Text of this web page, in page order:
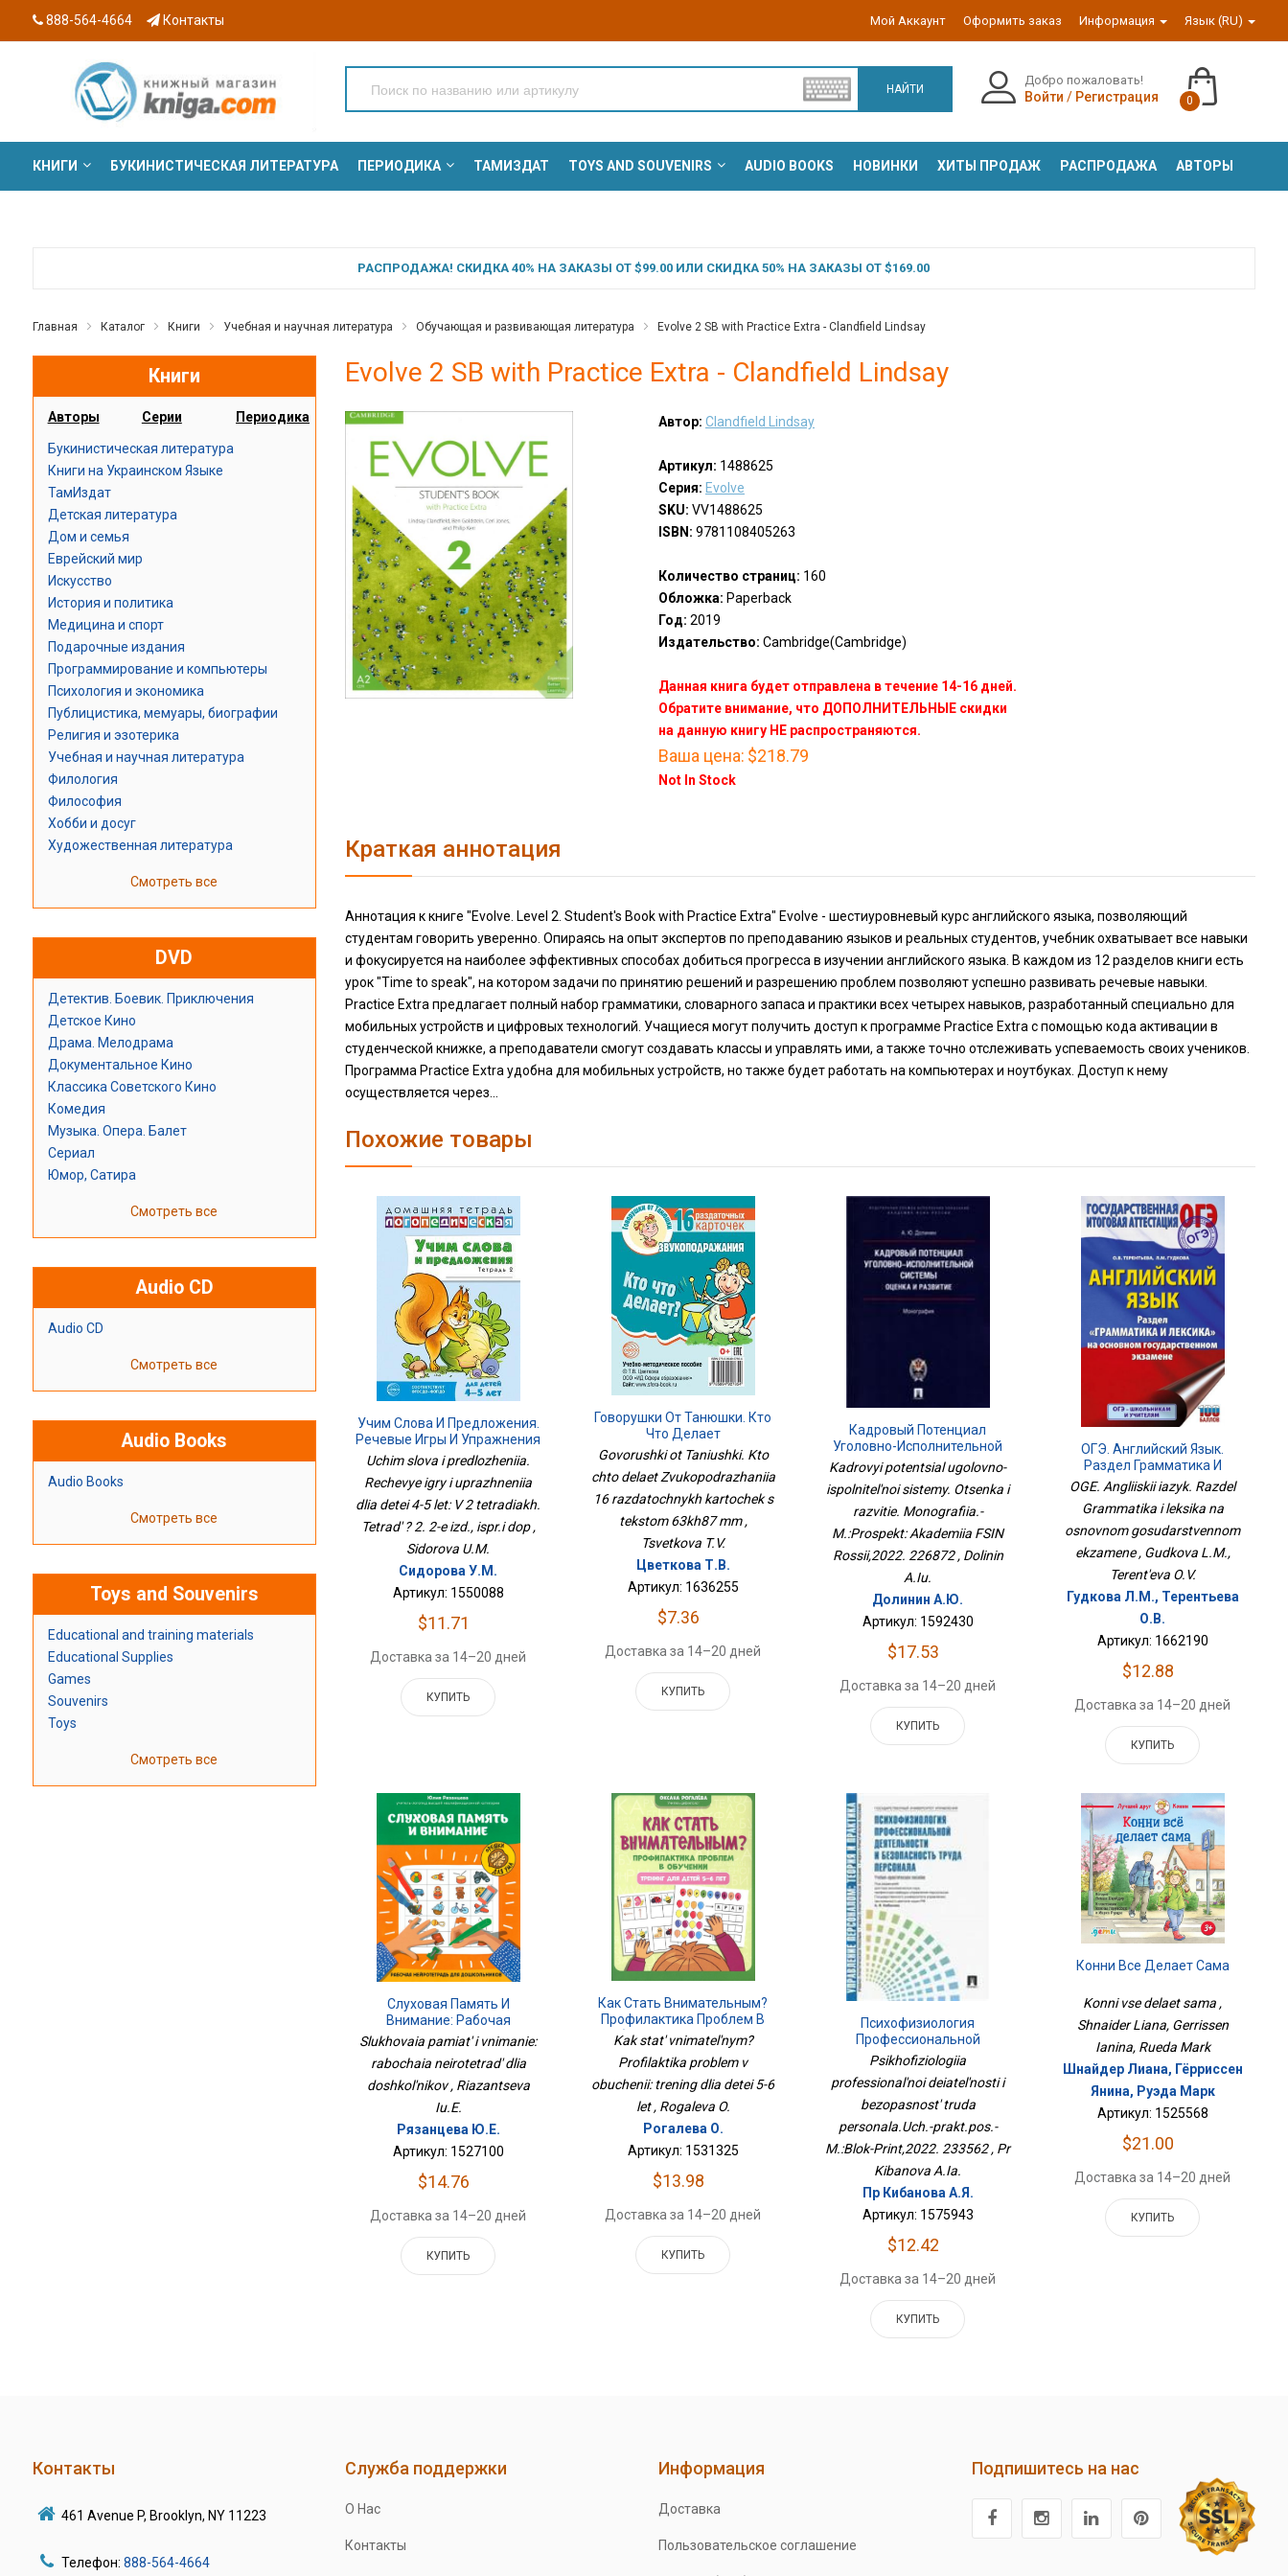
888-564-4664 Контакты Мой Аккаунт Оформить заказ Информация Язык (RU)
НАЙТИ
Добро пожаловать!
Войти / Регистрация 0
КНИГИ БУКИНИСТИЧЕСКАЯ ЛИТЕРАТУРА ПЕРИОДИКА ТАМИЗДАТ TOYS AND SOUVENIRS AUDIO BOOKS НОВИНКИ ХИТЫ ПРОДАЖ РАСПРОДАЖА АВТОРЫ
РАСПРОДАЖА! СКИДКА 40% НА ЗАКАЗЫ ОТ $99.00 ИЛИ СКИДКА 50% НА ЗАКАЗЫ ОТ $169.00
Главная Каталог Книги Учебная и научная литература Обучающая и развивающая литература Evolve 2 SB with Practice Extra - Clandfield Lindsay
Книги
Авторы Серии Периодика
Букинистическая литература
Книги на Украинском Языке
ТамИздат
Детская литература
Дом и семья
Еврейский мир
Искусство
История и политика
Медицина и спорт
Подарочные издания
Программирование и компьютеры
Психология и экономика
Публицистика, мемуары, биографии
Религия и эзотерика
Учебная и научная литература
Филология
Философия
Хобби и досуг
Художественная литература
Смотреть все
DVD
Детектив. Боевик. Приключения
Детское Кино
Драма. Мелодрама
Документальное Кино
Классика Советского Кино
Комедия
Музыка. Опера. Балет
Сериал
Юмор, Сатира
Смотреть все
Audio CD
Audio CD
Смотреть все
Audio Books
Audio Books
Смотреть все
Toys and Souvenirs
Educational and training materials
Educational Supplies
Games
Souvenirs
Toys
Смотреть все
Evolve 2 SB with Practice Extra - Clandfield Lindsay
Автор: Clandfield Lindsay
Артикул: 1488625
Серия: Evolve
SKU: VV1488625
ISBN: 9781108405263
Количество страниц: 160
Обложка: Paperback
Год: 2019
Издательство: Cambridge(Cambridge)
Данная книга будет отправлена в течение 14-16 дней.
Обратите внимание, что ДОПОЛНИТЕЛЬНЫЕ скидки
на данную книгу НЕ распространяются.
Ваша цена: $218.79
Not In Stock
Краткая аннотация
Аннотация к книге "Evolve. Level 2. Student's Book with Practice Extra" Evolve - шестиуровневый курс английского языка, позволяющий
студентам говорить уверенно. Опираясь на опыт экспертов по преподаванию языков и реальных студентов, учебник охватывает все навыки
и фокусируется на наиболее эффективных способах добиться прогресса в изучении английского языка. В каждом из 12 разделов книги есть
урок "Time to speak", на котором задачи по принятию решений и разрешению проблем позволяют успешно развивать речевые навыки.
Practice Extra предлагает полный набор грамматики, словарного запаса и практики всех четырех навыков, разработанный специально для
мобильных устройств и цифровых технологий. Учащиеся могут получить доступ к программе Practice Extra с помощью кода активации в
студенческой книжке, а преподаватели смогут создавать классы и управлять ими, а также точно отслеживать успеваемость своих учеников.
Программа Practice Extra удобна для мобильных устройств, но также будет работать на компьютерах и ноутбуках. Доступ к нему
осуществляется через...
Похожие товары
Учим Слова И Предложения.
Речевые Игры И Упражнения
Для Детей 4-5 Лет: В 2
Тетрадях. Тетрадь № 2. 2-Е
Изд., Испр.и Доп
Uchim slova i predlozheniia.
Rechevye igry i uprazhneniia
dlia detei 4-5 let: V 2 tetradiakh.
Tetrad' ? 2. 2-e izd., ispr.i dop ,
Sidorova U.M.
Сидорова У.М.
Артикул: 1550088
$11.71
Доставка за 14–20 дней
КУПИТЬ
Говорушки От Танюшки. Кто
Что Делает
Звукоподражания 16
Текстом 63х87 Мм
Govorushki ot Taniushki. Kto
chto delaet Zvukopodrazhaniia
16 razdatochnykh kartochek s
tekstom 63kh87 mm ,
Tsvetkova T.V.
Цветкова Т.В.
Артикул: 1636255
$7.36
Доставка за 14–20 дней
КУПИТЬ
Кадровый Потенциал
Уголовно-Исполнительной
Системы. Оценка И Развитие.
Монография.-М.:Проспект:
Академия ФСИН
России,2022. 226872
Kadrovyi potentsial ugolovno-
ispolnitel'noi sistemy. Otsenka i
razvitie. Monografiia.-
M.:Prospekt: Akademiia FSIN
Rossii,2022. 226872 , Dolinin
A.Iu.
Долинин А.Ю.
Артикул: 1592430
$17.53
Доставка за 14–20 дней
КУПИТЬ
ОГЭ. Английский Язык.
Раздел Грамматика И
Лексика На Основном
Государственном Экзамене
OGE. Angliiskii iazyk. Razdel
Grammatika i leksika na
osnovnom gosudarstvennom
ekzamene , Gudkova L.M.,
Terent'eva O.V.
Гудкова Л.М., Терентьева
О.В.
Артикул: 1662190
$12.88
Доставка за 14–20 дней
КУПИТЬ
Слуховая Память И
Внимание: Рабочая
Нейротетрадь Для
Дошкольников
Slukhovaia pamiat' i vnimanie:
rabochaia neirotetrad' dlia
doshkol'nikov , Riazantseva
Iu.E.
Рязанцева Ю.Е.
Артикул: 1527100
$14.76
Доставка за 14–20 дней
КУПИТЬ
Как Стать Внимательным?
Профилактика Проблем В
Обучении: Тренинг Для
Kak stat' vnimatel'nym?
Profilaktika problem v
obuchenii: trening dlia detei 5-6
let , Rogaleva O.
Рогалева О.
Артикул: 1531325
$13.98
Доставка за 14–20 дней
КУПИТЬ
Психофизиология
Профессиональной
Деятельности И
Безопасность Труда
Персонала.Уч.-Практ.пос.-
М.:Блок-Принт,2022. 233562
Psikhofiziologiia
professional'noi deiatel'nosti i
bezopasnost' truda
personala.Uch.-prakt.pos.-
M.:Blok-Print,2022. 233562 , Pr
Kibanova A.Ia.
Пр Кибанова А.Я.
Артикул: 1575943
$12.42
Доставка за 14–20 дней
КУПИТЬ
Конни Все Делает Сама
Konni vse delaet sama ,
Shnaider Liana, Gerrissen
Ianina, Rueda Mark
Шнайдер Лиана, Гёрриссен
Янина, Руэда Марк
Артикул: 1525568
$21.00
Доставка за 14–20 дней
КУПИТЬ
Контакты
461 Avenue P, Brooklyn, NY 11223
Телефон: 888-564-4664
Служба поддержки
О Нас
Контакты
Информация
Доставка
Пользовательское соглашение
Подпишитесь на нас